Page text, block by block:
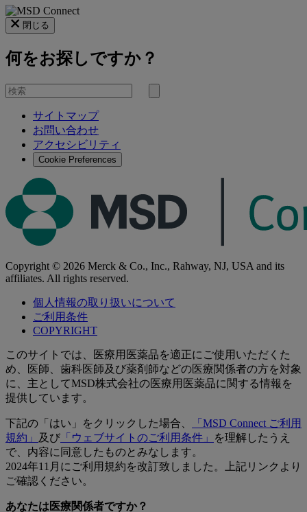
閉じる
何をお探しですか？
を
検
サイトマップ
お問い合わせ
アクセシビリティ
Cookie Preferences
Copyright © 2026 Merck & Co., Inc., Rahway, NJ, USA and its
affiliates. All rights reserved.
個人情報の取り扱いについて
ご利用条件
COPYRIGHT
このサイトでは、医療用医薬品を適正にご使用いただくた
め、医師、歯科医師及び薬剤師などの医療関係者の方を対象
に、主としてMSD株式会社の医療用医薬品に関する情報を
提供しています。
下記の「はい」をクリックした場合、
「MSD Connect ご利用
規約」
及び 「ウェブサイトのご利用条件」
を理解したうえ
で、内容に同意したものとみなします。
2024年11月にご利用規約を改訂致しました。上記リンクより
ご確認ください。
あなたは医療関係者ですか？